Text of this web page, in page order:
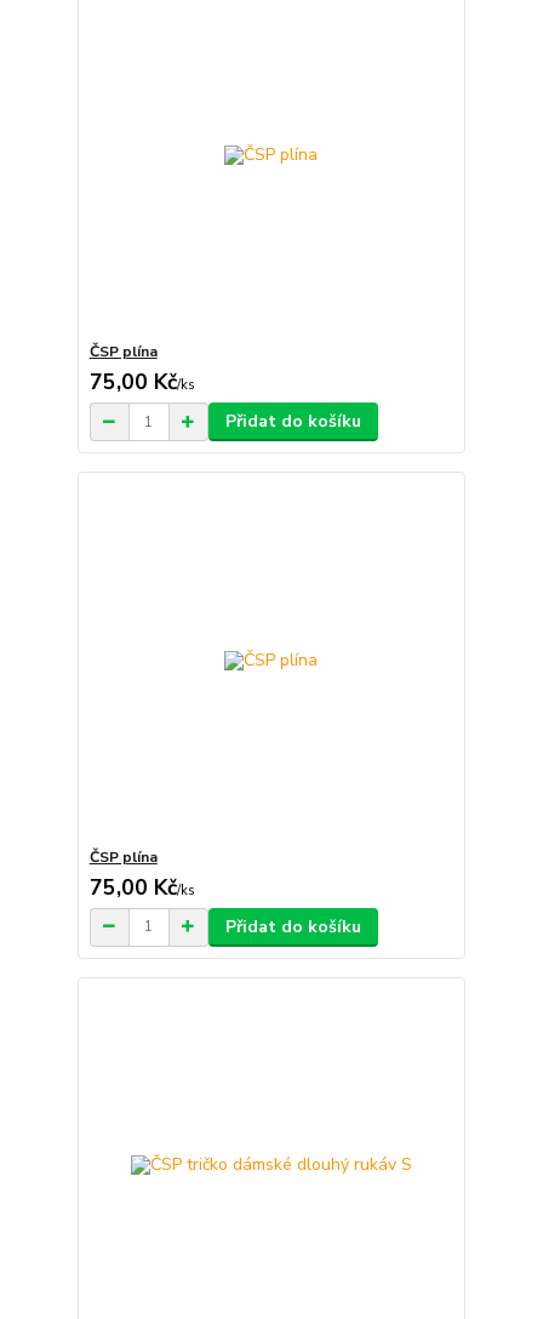
ČSP plína
75,00 Kč/ks
Přidat do košíku
ČSP plína
75,00 Kč/ks
Přidat do košíku